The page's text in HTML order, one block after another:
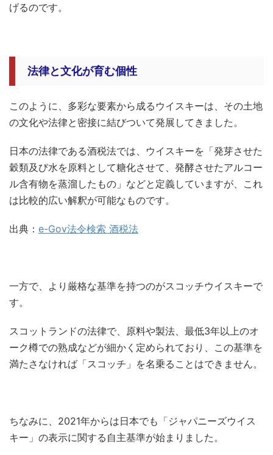
げるのです。
法律と文化が育む個性
このように、多彩な要素から成るウイスキーは、その土地
の文化や法律と密接に結びついて発展してきました。
日本の法律である酒税法では、ウイスキーを「発芽させた
穀類及び水を原料として糖化させて、発酵させたアルコー
ル含有物を蒸溜したもの」などと定義していますが、これ
は比較的広い解釈が可能なものです。
出典： e-Gov法令検索 酒税法
一方で、より厳格な基準を持つのがスコッチウイスキーで
す。
スコットランドの法律で、原料や製法、最低3年以上のオ
ーク樽での熟成などが細かく定められており、この基準を
満たさなければ「スコッチ」を名乗ることはできません。
ちなみに、2021年からは日本でも「ジャパニーズウイス
キー」の表示に関する自主基準が始まりました。